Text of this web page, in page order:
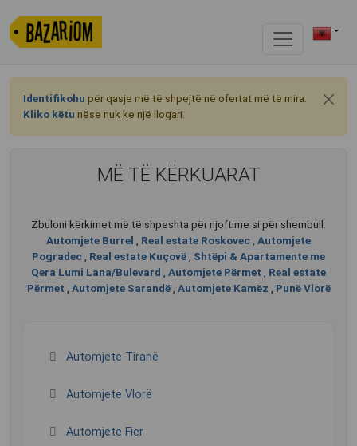
Identifikohu për qasje më të shpejtë në ofertat më të mira.
Kliko këtu nëse nuk ke një llogari.
MË TË KËRKUARAT
Zbuloni kërkimet më të shpeshta për njoftime si për shembull:
Automjete Burrel
Real estate Roskovec Automjete
Pogradec
Real estate Kuçovë
Shtëpi & Apartamente me
Qera Lumi Lana/Bulevard
Automjete Përmet
Real estate
Përmet
Automjete Sarandë Automjete Kamëz Punë Vlorë
Automjete Tiranë
Automjete Vlorë
Automjete Fier